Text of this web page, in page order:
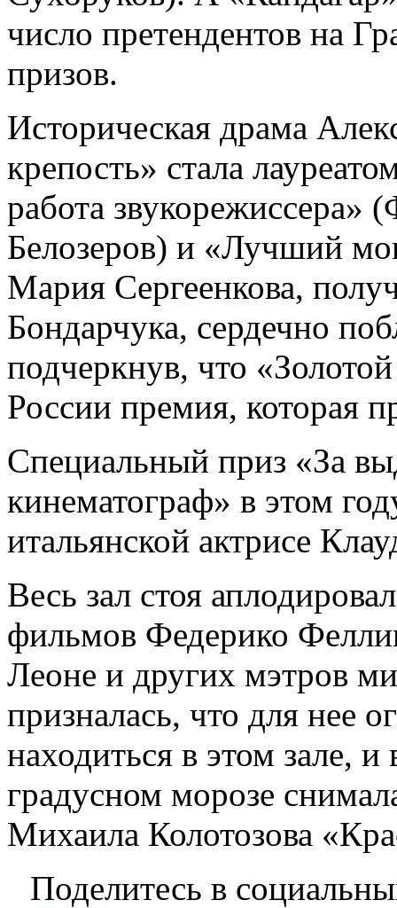
число претендентов на
призов.
Историческая драма
крепость» стала
работа
Белозеров) и «Лучший
Мария Сергеенкова,
Бондарчука, сердечно
подчеркнув, что
России премия, которая
Специальный приз «За
кинематограф» в этом
итальянской актрисе
Весь зал стоя
фильмов Федерико
Леоне и других мэтров
призналась, что для нее
находиться в этом зале,
градусном морозе
Михаила Колотозова
Поделитесь в